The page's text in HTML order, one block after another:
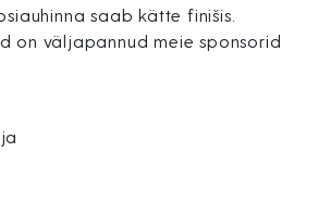
saab kätte finišis.
on väljapannud meie sponsorid